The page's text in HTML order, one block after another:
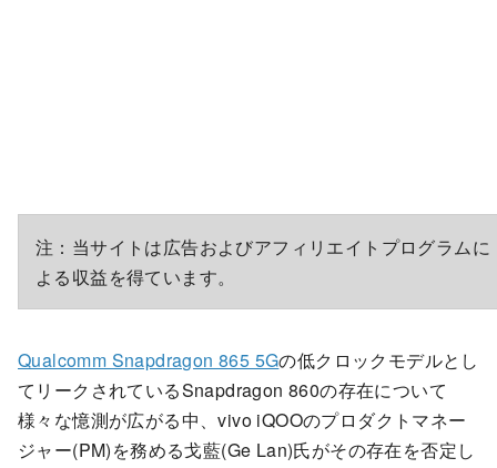
注：当サイトは広告およびアフィリエイトプログラムに
よる収益を得ています。
Qualcomm Snapdragon 865 5Gの低クロックモデルとし
てリークされているSnapdragon 860の存在について
様々な憶測が広がる中、vivo iQOOのプロダクトマネー
ジャー(PM)を務める戈藍(Ge Lan)氏がその存在を否定し